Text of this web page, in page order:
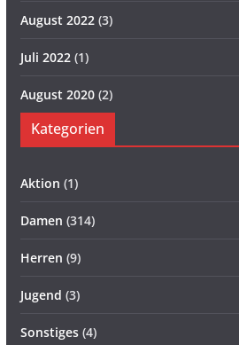
August 2022(3)
Juli 2022(1)
August 2020(2)
Kategorien
Aktion (1)
Damen (314)
Herren (9)
Jugend (3)
Sonstiges(4)